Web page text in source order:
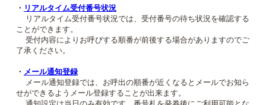
・ リアルタイム受付番号状況
リアルタイム受付番号状況では、受付番号の待ち状況を確認する
ことができます。
受付内容によりお呼びする順番が前後する場合がありますのでご
了承ください。
・ メール通知登録
メール通知登録では、お呼出の順番が近くなるとメールでお知ら
せができるようメール登録することが出来ます。